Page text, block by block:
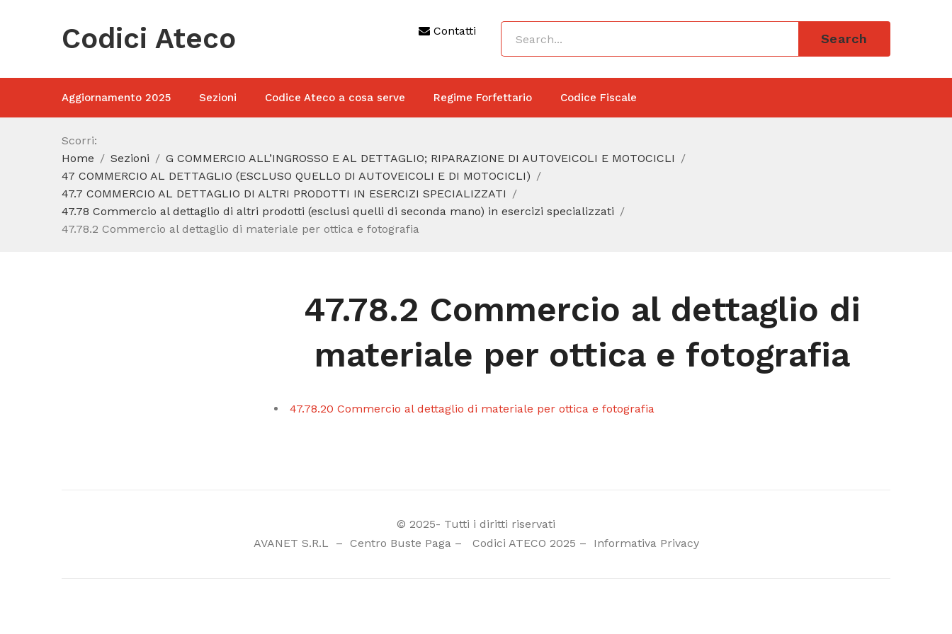
Codici Ateco Contatti
Search
Aggiornamento 2025 Sezioni Codice Ateco a cosa serve Regime Forfettario Codice Fiscale
Scorri:
Home
Sezioni
G COMMERCIO ALL’INGROSSO E AL DETTAGLIO; RIPARAZIONE DI AUTOVEICOLI E MOTOCICLI
47 COMMERCIO AL DETTAGLIO (ESCLUSO QUELLO DI AUTOVEICOLI E DI MOTOCICLI)
47.7 COMMERCIO AL DETTAGLIO DI ALTRI PRODOTTI IN ESERCIZI SPECIALIZZATI
47.78 Commercio al dettaglio di altri prodotti (esclusi quelli di seconda mano) in esercizi specializzati
47.78.2 Commercio al dettaglio di materiale per ottica e fotografia
47.78.2 Commercio al dettaglio di
materiale per ottica e fotografia
47.78.20 Commercio al dettaglio di materiale per ottica e fotografia
© 2025- Tutti i diritti riservati
AVANET S.R.L
– Centro Buste Paga– Codici ATECO 2025 – Informativa Privacy